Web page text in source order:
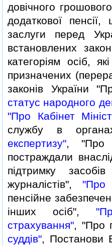
довiчного
додаткової
заслуги перед
встановлених
категорiям осiб,
призначених
законiв України
статус народного
"Про Кабiнет
службу в
експертизу", "Про
постраждали
пiдтримку
журналiстiв", "Про
пенсiйне
iнших осiб",
страхування", "Про
суддiв", Постанови